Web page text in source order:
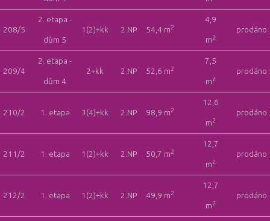
208/5
2. etapa -
dům 5
1(2)+kk 2.NP 54,4 m2
4,9
m2
prodáno
209/4
2. etapa -
dům 4
2+kk 2.NP 52,6 m2
7,5
m2
prodáno
210/2 1. etapa 3(4)+kk 2.NP 98,9 m2
12,6
m2
prodáno
211/2 1. etapa 1(2)+kk 2.NP 50,7 m2
12,7
m2
prodáno
212/2 1. etapa 1(2)+kk 2.NP 49,9 m2
12,7
m2
prodáno